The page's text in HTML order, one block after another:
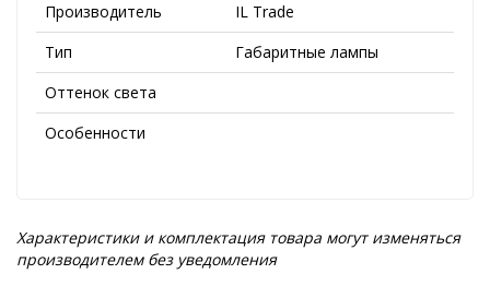
Производитель
IL Trade
Тип
Габаритные лампы
Оттенок света
Особенности
Характеристики и комплектация товара могут изменяться
производителем без уведомления